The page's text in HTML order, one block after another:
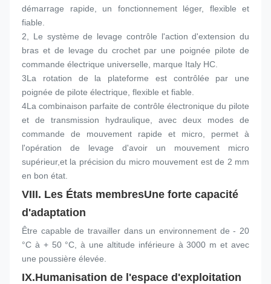
démarrage rapide, un fonctionnement léger, flexible et
fiable.
2, Le système de levage contrôle l'action d'extension du
bras et de levage du crochet par une poignée pilote de
commande électrique universelle, marque Italy HC.
3La rotation de la plateforme est contrôlée par une
poignée de pilote électrique, flexible et fiable.
4La combinaison parfaite de contrôle électronique du pilote
et de transmission hydraulique, avec deux modes de
commande de mouvement rapide et micro, permet à
l'opération de levage d'avoir un mouvement micro
supérieur,et la précision du micro mouvement est de 2 mm
en bon état.
VIII. Les États membresUne forte capacité
d'adaptation
Être capable de travailler dans un environnement de - 20
°C à + 50 °C, à une altitude inférieure à 3000 m et avec
une poussière élevée.
IX.Humanisation de l'espace d'exploitation